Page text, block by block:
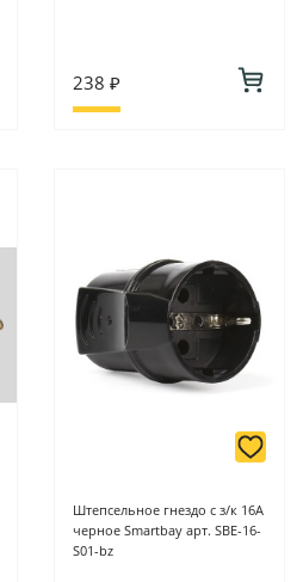
238 ₽
Штепсельное гнездо c з/к 16А
черное Smartbay арт. SBE-16-
S01-bz